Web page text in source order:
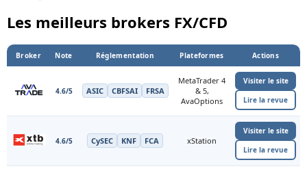
Les meilleurs brokers FX/CFD
Broker Note Réglementation Plateformes Actions
4.6/5 ASIC CBFSAI FRSA
MetaTrader 4
& 5,
AvaOptions
Visiter le site
Lire la revue
4.6/5 CySEC KNF FCA xStation
Visiter le site
Lire la revue